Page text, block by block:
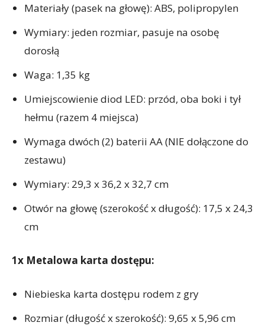
Materiały (pasek na głowę): ABS, polipropylen
Wymiary: jeden rozmiar, pasuje na osobę
dorosłą
Waga: 1,35 kg
Umiejscowienie diod LED: przód, oba boki i tył
hełmu (razem 4 miejsca)
Wymaga dwóch (2) baterii AA (NIE dołączone do
zestawu)
Wymiary: 29,3 x 36,2 x 32,7 cm
Otwór na głowę (szerokość x długość): 17,5 x 24,3
cm
1x Metalowa karta dostępu:
Niebieska karta dostępu rodem z gry
Rozmiar (długość x szerokość): 9,65 x 5,96 cm